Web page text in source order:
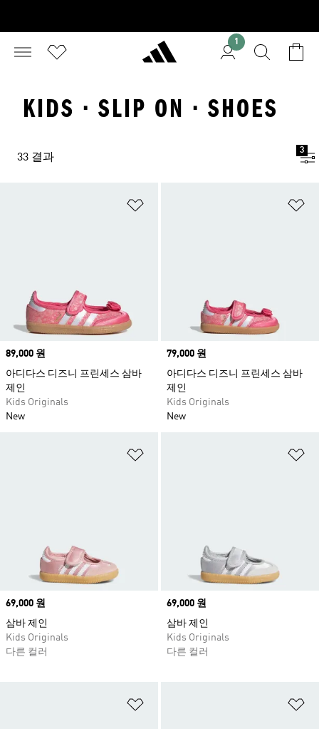
1
KIDS · SLIP ON · SHOES
33 결과
3
Price
89,000 원
아디다스 디즈니 프린세스 삼바
제인
Kids Originals
New
Price
79,000 원
아디다스 디즈니 프린세스 삼바
제인
Kids Originals
New
Price
69,000 원
삼바 제인
Kids Originals
다른 컬러
Price
69,000 원
삼바 제인
Kids Originals
다른 컬러